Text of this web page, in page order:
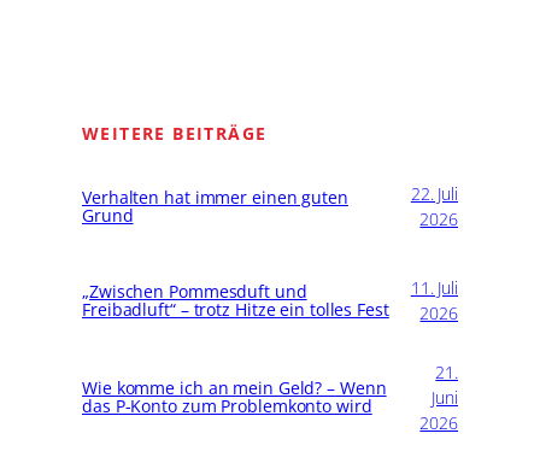
WEITERE BEITRÄGE
Verhalten hat immer einen guten
Grund
22. Juli
2026
„Zwischen Pommesduft und
Freibadluft“ – trotz Hitze ein tolles Fest
11. Juli
2026
Wie komme ich an mein Geld? – Wenn
das P-Konto zum Problemkonto wird
21.
Juni
2026